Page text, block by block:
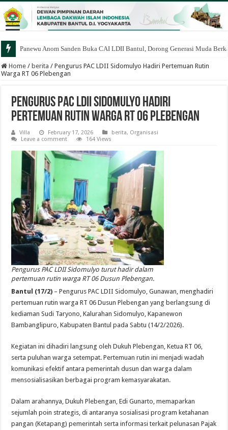
Panewu Anom Sanden Buka CAI LDII Bantul, Dorong Generasi Muda
Home / berita / Pengurus PAC LDII Sidomulyo Hadiri Pertemuan Rutin
Warga RT 06 Plebengan
Pengurus PAC LDII Sidomulyo Hadiri
Pertemuan Rutin Warga RT 06 Plebengan
Villa February 17, 2026 berita, Organisasi
Leave a comment
164 Views
Pengurus PAC LDII Sidomulyo turut hadir dalam
pertemuan rutin warga RT 06 Dusun Plebengan.
Bantul (17/2) – Pengurus PAC LDII Sidomulyo, Gunawan, menghadiri
pertemuan rutin warga RT 06 Dusun Plebengan yang berlangsung di
kediaman Sudi Taryono, Kalurahan Sidomulyo, Kapanewon
Bambanglipuro, Kabupaten Bantul pada Sabtu (14/2/2026).
Kegiatan ini dihadiri langsung oleh Dukuh Plebengan, Ketua RT 06,
serta puluhan warga setempat. Pertemuan rutin ini menjadi wadah
komunikasi efektif antara pemerintah dusun dan warga dalam
mensosialisasikan berbagai program kemasyarakatan.
Dalam arahannya, Dukuh Plebengan, Edi Gunarto, memaparkan
sejumlah poin strategis, di antaranya sosialisasi program ketahanan
pangan (Ketapang) pemerintah serta informasi terkait pelunasan Pajak